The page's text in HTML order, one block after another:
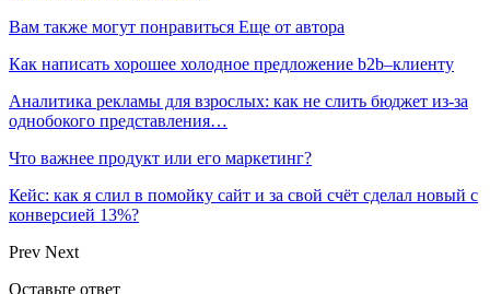
Вам также могут понравиться Еще от автора
Как написать хорошее холодное предложение b2b–клиенту
Аналитика рекламы для взрослых: как не слить бюджет из-за
однобокого представления…
Что важнее продукт или его маркетинг?
Кейс: как я слил в помойку сайт и за свой счёт сделал новый с
конверсией 13%?
Prev Next
Оставьте ответ